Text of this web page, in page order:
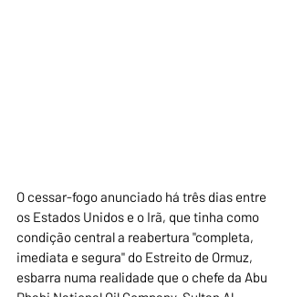
O cessar-fogo anunciado há três dias entre
os Estados Unidos e o Irã, que tinha como
condição central a reabertura "completa,
imediata e segura" do Estreito de Ormuz,
esbarra numa realidade que o chefe da Abu